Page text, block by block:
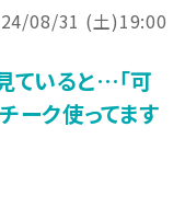
08/31 (土)19:00
ていると…「可
チーク使ってます